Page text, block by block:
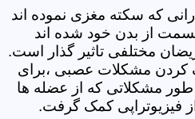
که سکته مغزی نموده اند
از بدن خود شده اند
مختلفی تاثیر گذار است.
کردن مشکلات عصبی ،برای
مشکلاتی که از عضله ها
فیزیوتراپی کمک گرفت.